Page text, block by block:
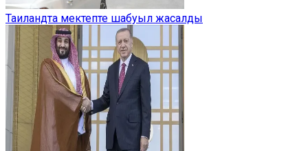
Таиландта мектепте шабуыл жасалды